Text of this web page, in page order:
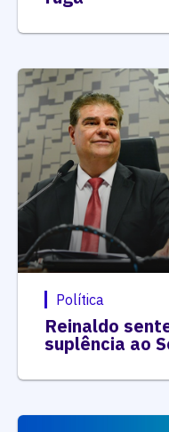
Política
Reinaldo
suplência ao